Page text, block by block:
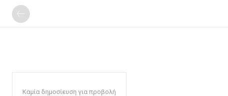
Καμία δημοσίευση για προβολή